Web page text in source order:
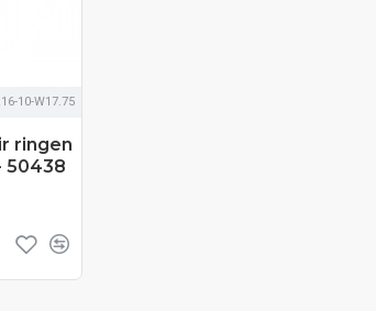
10-W17.75
ringen
50438